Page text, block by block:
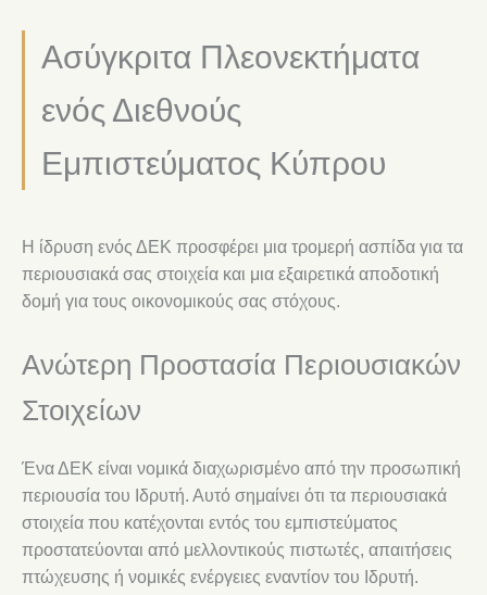
Ασύγκριτα Πλεονεκτήματα
ενός Διεθνούς
Εμπιστεύματος Κύπρου
Η ίδρυση ενός ΔΕΚ προσφέρει μια τρομερή ασπίδα για τα
περιουσιακά σας στοιχεία και μια εξαιρετικά αποδοτική
δομή για τους οικονομικούς σας στόχους.
Ανώτερη Προστασία Περιουσιακών
Στοιχείων
Ένα ΔΕΚ είναι νομικά διαχωρισμένο από την προσωπική
περιουσία του Ιδρυτή. Αυτό σημαίνει ότι τα περιουσιακά
στοιχεία που κατέχονται εντός του εμπιστεύματος
προστατεύονται από μελλοντικούς πιστωτές, απαιτήσεις
πτώχευσης ή νομικές ενέργειες εναντίον του Ιδρυτή.